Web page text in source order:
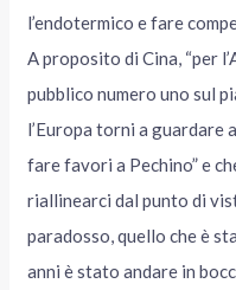
l’endotermico e fare
A proposito di Cina, “per
pubblico numero uno sul
l’Europa torni a guardare
fare favori a Pechino” e
riallinearci dal punto di
paradosso, quello che è
anni è stato andare in